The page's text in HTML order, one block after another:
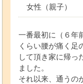
女性（親子）
一番最初に（６年
くらい腰が痛く足
して頂き家に帰っ
ました。
それ以来、通うの